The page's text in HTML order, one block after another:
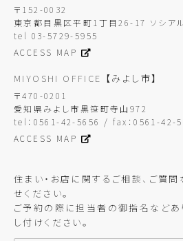
〒152-0032
東京都目黒区平町1丁目26-17 ソシア
tel 03-5729-5955
ACCESS MAP
MIYOSHI OFFICE 【みよし市】
〒470-0201
愛知県みよし市黒笹町寺山972
tel：0561-42-5656 / fax：0561-42-
ACCESS MAP
住まい・お店に関するご相談、ご質
せください。
ご予約の際に担当者の御指名などあ
し付けください。